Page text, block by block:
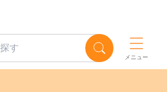
メニュー